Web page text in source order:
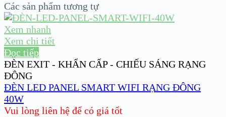
Các sản phẩm tương tự
Xem nhanh
Xem chi tiết
Đọc tiếp
ĐÈN EXIT - KHẨN CẤP - CHIẾU SÁNG RẠNG
ĐÔNG
ĐÈN LED PANEL SMART WIFI RẠNG ĐÔNG
40W
Vui lòng liên hệ để có giá tốt